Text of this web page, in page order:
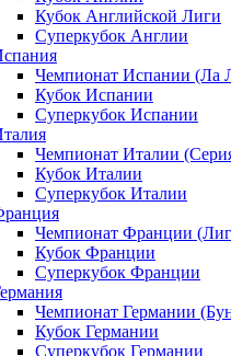
Кубок Английской Лиги
Суперкубок Англии
Чемпионат Испании (Ла
Кубок Испании
Суперкубок Испании
Чемпионат Италии
Кубок Италии
Суперкубок Италии
Чемпионат Франции
Кубок Франции
Суперкубок Франции
Чемпионат Германии
Кубок Германии
Суперкубок Германии